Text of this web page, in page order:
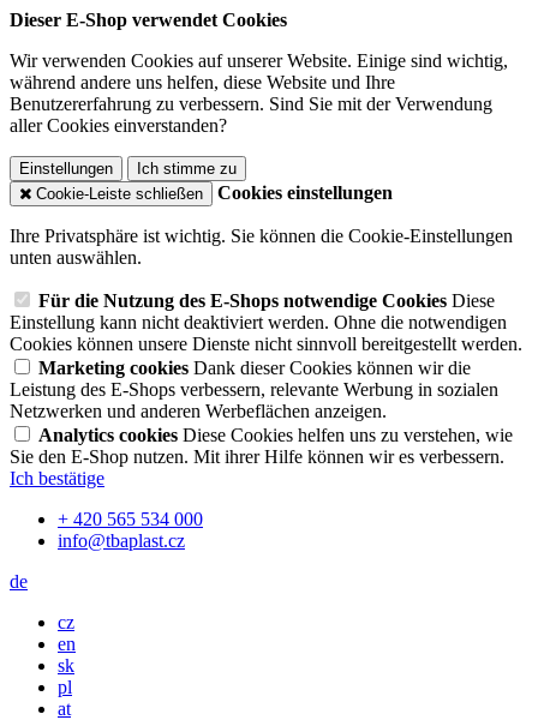
Dieser E-Shop verwendet Cookies
Wir verwenden Cookies auf unserer Website. Einige sind wichtig,
während andere uns helfen, diese Website und Ihre
Benutzererfahrung zu verbessern. Sind Sie mit der Verwendung
aller Cookies einverstanden?
Einstellungen
Ich stimme zu
Cookie-Leiste schließen
Cookies einstellungen
Ihre Privatsphäre ist wichtig. Sie können die Cookie-Einstellungen
unten auswählen.
Für die Nutzung des E-Shops notwendige Cookies Diese
Einstellung kann nicht deaktiviert werden. Ohne die notwendigen
Cookies können unsere Dienste nicht sinnvoll bereitgestellt werden.
Marketing cookies Dank dieser Cookies können wir die
Leistung des E-Shops verbessern, relevante Werbung in sozialen
Netzwerken und anderen Werbeflächen anzeigen.
Analytics cookies Diese Cookies helfen uns zu verstehen, wie
Sie den E-Shop nutzen. Mit ihrer Hilfe können wir es verbessern.
Ich bestätige
+ 420 565 534 000
info@tbaplast.cz
de
cz
en
sk
pl
at